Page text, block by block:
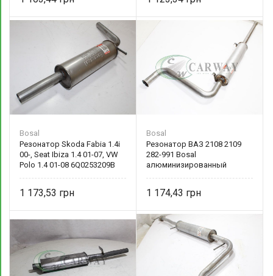
Bosal
Резонатор Skoda Fabia 1.4i
00-, Seat Ibiza 1.4 01-07, VW
Polo 1.4 01-08 6Q0253209B
1 173,53
Bosal
Резонатор ВАЗ 2108 2109
282-991 Bosal
алюминизированный
1 174,43